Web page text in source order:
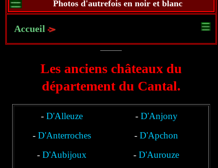
Photos d'autrefois en noir et blanc
Accueil
Les anciens châteaux du
département du Cantal.
- D'Alleuze - D'Anjony
- D'Anterroches -D'Apchon
- D'Aubijoux -D'Aurouze